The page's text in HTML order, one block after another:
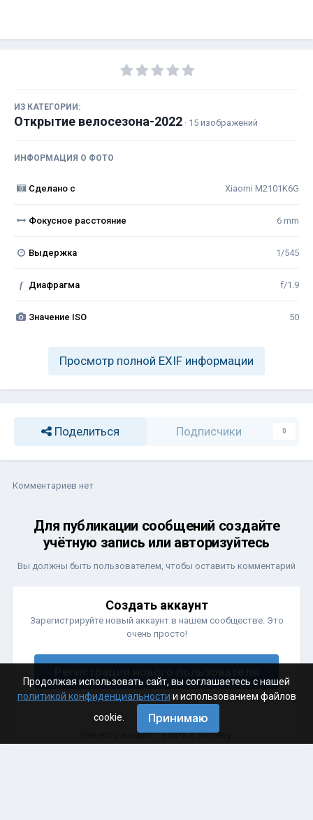
ИЗ КАТЕГОРИИ:
Открытие велосезона-2022 · 15 изображений
ИНФОРМАЦИЯ О ФОТО
Сделано с Xiaomi M2101K6G
Фокусное расстояние 6 mm
Выдержка 1/545
f Диафрагма f/1.9
Значение ISO 50
Просмотр полной EXIF информации
Поделиться Подписчики 0
Комментариев нет
Для публикации сообщений создайте
учётную запись или авторизуйтесь
Вы должны быть пользователем, чтобы оставить комментарий
Создать аккаунт
Зарегистрируйте новый аккаунт в нашем сообществе. Это
очень просто!
Войти
Уже есть аккаунт? Войти в систему.
Продолжая использовать сайт, вы соглашаетесь с нашей
политикой конфиденциальности и использованием файлов
cookie.
Принимаю